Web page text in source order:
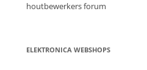
houtbewerkers forum
ELEKTRONICA WEBSHOPS